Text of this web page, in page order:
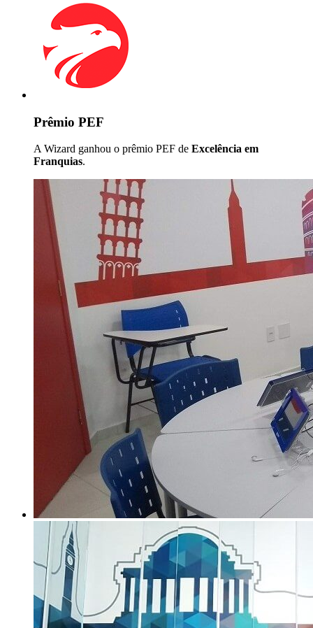
Prêmio PEF
A Wizard ganhou o prêmio PEF de Excelência em
Franquias.